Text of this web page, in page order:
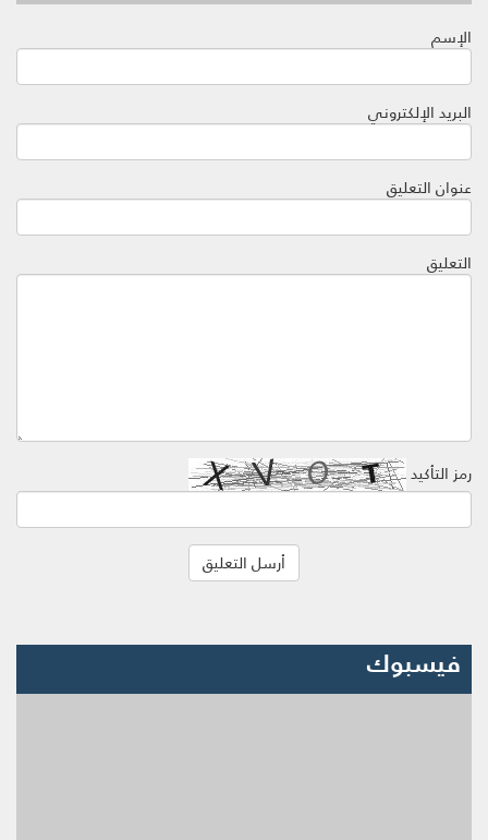
الإسم
البريد الإلكتروني
عنوان التعليق
التعليق
رمز التأكيد
فيسبوك